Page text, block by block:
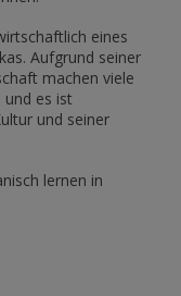
eines
Aufgrund seiner
machen viele
es ist
und seiner
lernen in